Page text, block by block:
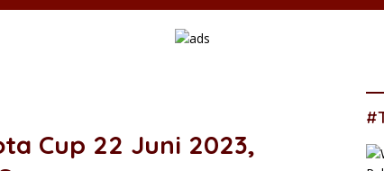
Cup 22 Juni 2023,